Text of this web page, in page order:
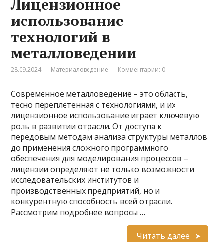
Лицензионное
использование
технологий в
металловедении
28.09.2024 Материаловедение Комментарии: 0
Современное металловедение – это область,
тесно переплетенная с технологиями, и их
лицензионное использование играет ключевую
роль в развитии отрасли. От доступа к
передовым методам анализа структуры металлов
до применения сложного программного
обеспечения для моделирования процессов –
лицензии определяют не только возможности
исследовательских институтов и
производственных предприятий, но и
конкурентную способность всей отрасли.
Рассмотрим подробнее вопросы …
Читать далее